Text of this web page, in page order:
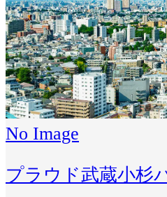
No Image
プラウド武蔵小杉